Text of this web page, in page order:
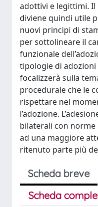
adottivi e legittimi.
diviene quindi utile
nuovi principi di
per sottolineare il
funzionale
tipologie di
focalizzerà sulla
procedurale che le
rispettare nel
l’adozione.
bilaterali con
ad una maggiore
ritenuto parte più
Scheda breve
Scheda